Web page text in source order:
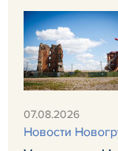
07.08.2026
Новости